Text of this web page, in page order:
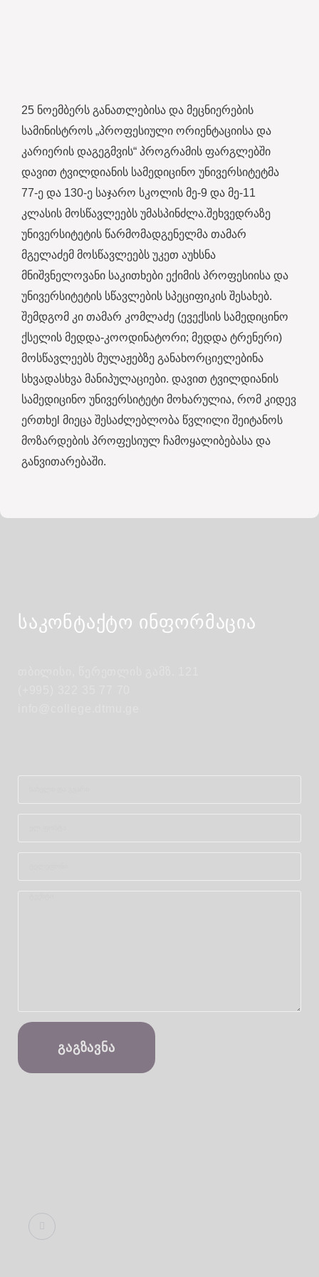
25 ნოემბერს განათლებისა და მეცნიერების
სამინისტროს „პროფესიული ორიენტაციისა და
კარიერის დაგეგმვის“ პროგრამის ფარგლებში
დავით ტვილდიანის სამედიცინო უნივერსიტეტმა
77-ე და 130-ე საჯარო სკოლის მე-9 და მე-11
კლასის მოსწავლეებს უმასპინძლა.შეხვედრაზე
უნივერსიტეტის წარმომადგენელმა თამარ
მგელაძემ მოსწავლეებს უკეთ აუხსნა
მნიშვნელოვანი საკითხები ექიმის პროფესიისა და
უნივერსიტეტის სწავლების სპეციფიკის შესახებ.
შემდგომ კი თამარ კომლაძე (ევექსის სამედიცინო
ქსელის მედდა-კოოდინატორი; მედდა ტრენერი)
მოსწავლეებს მულაჟებზე განახორციელებინა
სხვადასხვა მანიპულაციები. დავით ტვილდიანის
სამედიცინო უნივერსიტეტი მოხარულია, რომ კიდევ
ერთხეl მიეცა შესაძლებლობა წვლილი შეიტანოს
მოზარდების პროფესიულ ჩამოყალიბებასა და
განვითარებაში.
საკონტაქტო ინფორმაცია
ᲒᲐᲒᲖᲐᲕᲜᲐ